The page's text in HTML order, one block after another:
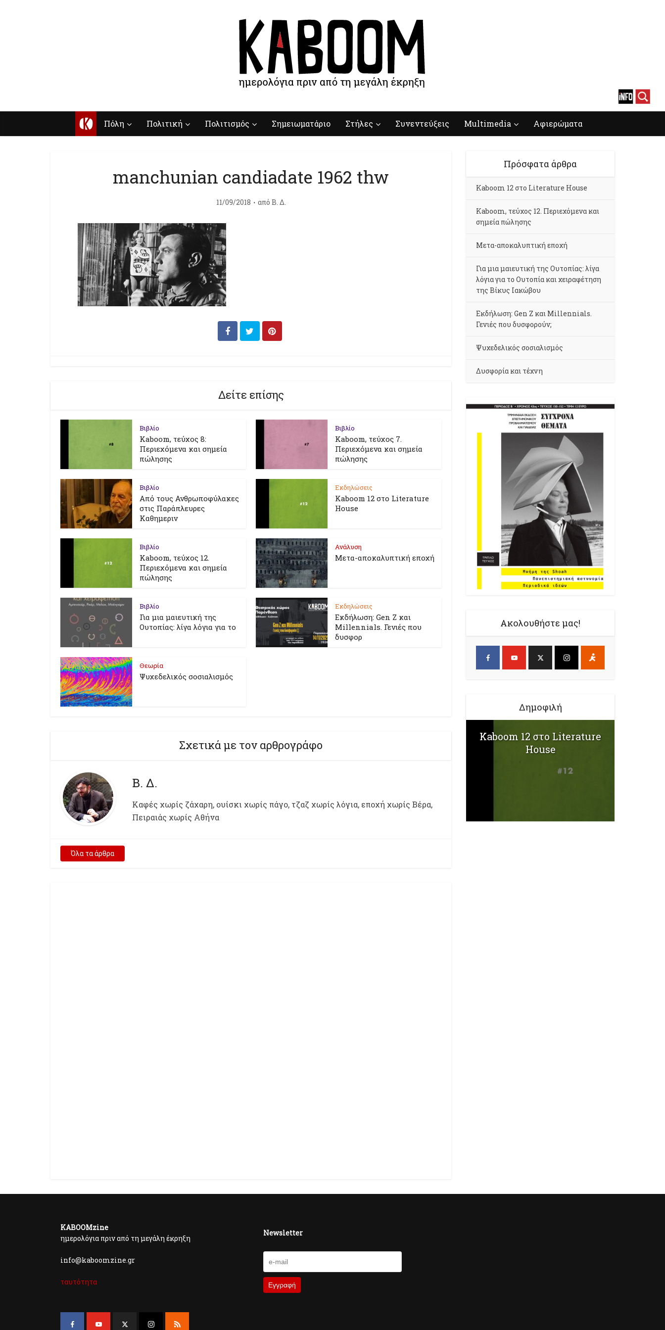
Κ Πόλη Πολιτική Πολιτισμός Σημειωματάριο Στήλες Συνεντεύξεις Multimedia Αφιερώματα
manchunian candiadate 1962 thw
11/09/2018 από Β. Δ.
Δείτε επίσης
Βιβλίο
Kaboom, τεύχος 8:
Περιεχόμενα και σημεία
πώλησης
Βιβλίο
Kaboom, τεύχος 7.
Περιεχόμενα και σημεία
πώλησης
Βιβλίο
Από τους Ανθρωποφύλακες
στις Παράπλευρες
Καθημεριν
Εκδηλώσεις
Kaboom 12 στο Literature
House
Βιβλίο
Kaboom, τεύχος 12.
Περιεχόμενα και σημεία
πώλησης
Ανάλυση
Μετα-αποκαλυπτική εποχή
Βιβλίο
Για μια μαιευτική της
Ουτοπίας: λίγα λόγια για το
Εκδηλώσεις
Εκδήλωση: Gen Z και
Millennials. Γενιές που
δυσφορ
Θεωρία
Ψυχεδελικός σοσιαλισμός
Σχετικά με τον αρθρογράφο
Β. Δ.
Kαφές χωρίς ζάχαρη, ουίσκι χωρίς πάγο, τζαζ χωρίς λόγια, εποχή χωρίς Βέρα,
Πειραιάς χωρίς Αθήνα
Όλα τα άρθρα
Πρόσφατα άρθρα
Kaboom 12 στο Literature House
Kaboom, τεύχος 12. Περιεχόμενα και
σημεία πώλησης
Μετα-αποκαλυπτική εποχή
Για μια μαιευτική της Ουτοπίας: λίγα
λόγια για το Ουτοπία και χειραφέτηση
της Βίκυς Ιακώβου
Εκδήλωση: Gen Z και Millennials.
Γενιές που δυσφορούν;
Ψυχεδελικός σοσιαλισμός
Δυσφορία και τέχνη
Ακολουθήστε μας!
Δημοφιλή
Kaboom 12 στο Literature
House
KABOOMzine
ημερολόγια πριν από τη μεγάλη έκρηξη
info@kaboomzine.gr
ταυτότητα
Newsletter